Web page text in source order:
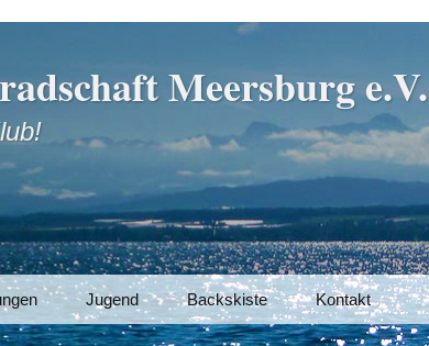
Meersburg e.V.
Jugend Backskiste Kontakt